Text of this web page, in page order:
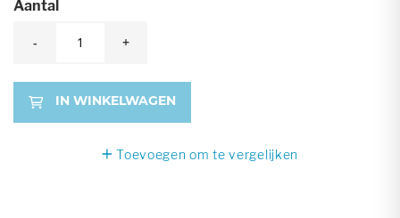
Aantal
- +
IN WINKELWAGEN
Toevoegen om te vergelijken